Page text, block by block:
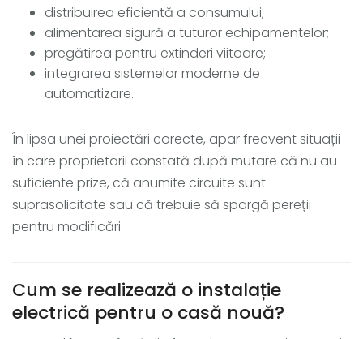
distribuirea eficientă a consumului;
alimentarea sigură a tuturor echipamentelor;
pregătirea pentru extinderi viitoare;
integrarea sistemelor moderne de
automatizare.
În lipsa unei proiectări corecte, apar frecvent situații
în care proprietarii constată după mutare că nu au
suficiente prize, că anumite circuite sunt
suprasolicitate sau că trebuie să spargă pereții
pentru modificări.
Cum se realizează o instalație
electrică pentru o casă nouă?